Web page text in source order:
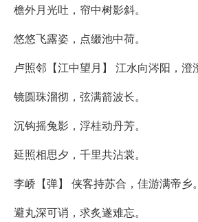
檐外月光吐，帘中树影斜。
悠悠飞露姿，点缀池中荷。
卢照邻【江中望月】 江水向涔阳，澄
镜圆珠溜彻，弦满箭波长。
沉钩摇兔影，浮桂动丹芳。
延照相思夕，千里共沾裳。
李峤【弹】 侠客持苏合，佳游满帝乡。
避丸深可诮，求炙遂难忘。